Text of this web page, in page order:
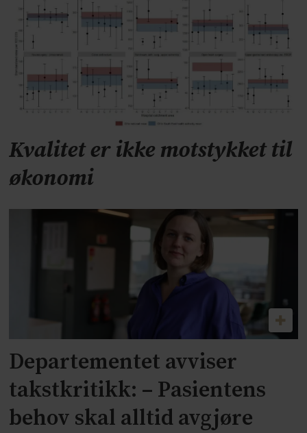
Kvalitet er ikke motstykket til
økonomi
Departementet avviser
takstkritikk: – Pasientens
behov skal alltid avgjøre